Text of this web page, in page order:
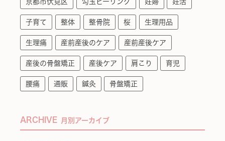
京都市伏見区 勾玉ヒーリング 妊婦 妊活
子育て 整体 整骨院 桜 生理用品
生理痛 産前産後のケア 産前産後ケア
産後の骨盤矯正 産後ケア 肩こり 育児
腰痛 通販 鍼灸 骨盤矯正
ARCHIVE 月別アーカイブ